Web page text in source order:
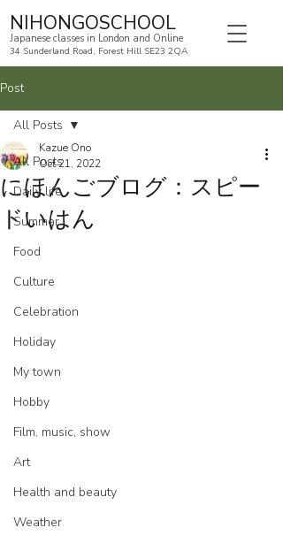
NIHONGOSCHOOL
Japanese classes in London and Online
34 Sunderland Road, Forest Hill SE23 2QA
Post
All Posts
Daily life
Summer
Food
Culture
Celebration
Holiday
My town
Hobby
Film, music, show
Art
Health and beauty
Weather
All Posts
にほんごブログ：スピー
ドいはん
Kazue Ono
Oct 21, 2022